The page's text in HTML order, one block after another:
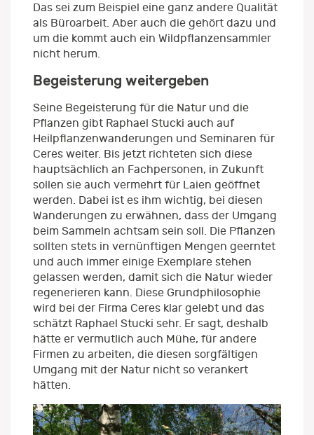
Das sei zum Beispiel eine ganz andere Qualität
als Büroarbeit. Aber auch die gehört dazu und
um die kommt auch ein Wildpflanzensammler
nicht herum.
Begeisterung weitergeben
Seine Begeisterung für die Natur und die
Pflanzen gibt Raphael Stucki auch auf
Heilpflanzenwanderungen und Seminaren für
Ceres weiter. Bis jetzt richteten sich diese
hauptsächlich an Fachpersonen, in Zukunft
sollen sie auch vermehrt für Laien geöffnet
werden. Dabei ist es ihm wichtig, bei diesen
Wanderungen zu erwähnen, dass der Umgang
beim Sammeln achtsam sein soll. Die Pflanzen
sollten stets in vernünftigen Mengen geerntet
und auch immer einige Exemplare stehen
gelassen werden, damit sich die Natur wieder
regenerieren kann. Diese Grundphilosophie
wird bei der Firma Ceres klar gelebt und das
schätzt Raphael Stucki sehr. Er sagt, deshalb
hätte er vermutlich auch Mühe, für andere
Firmen zu arbeiten, die diesen sorgfältigen
Umgang mit der Natur nicht so verankert
hätten.